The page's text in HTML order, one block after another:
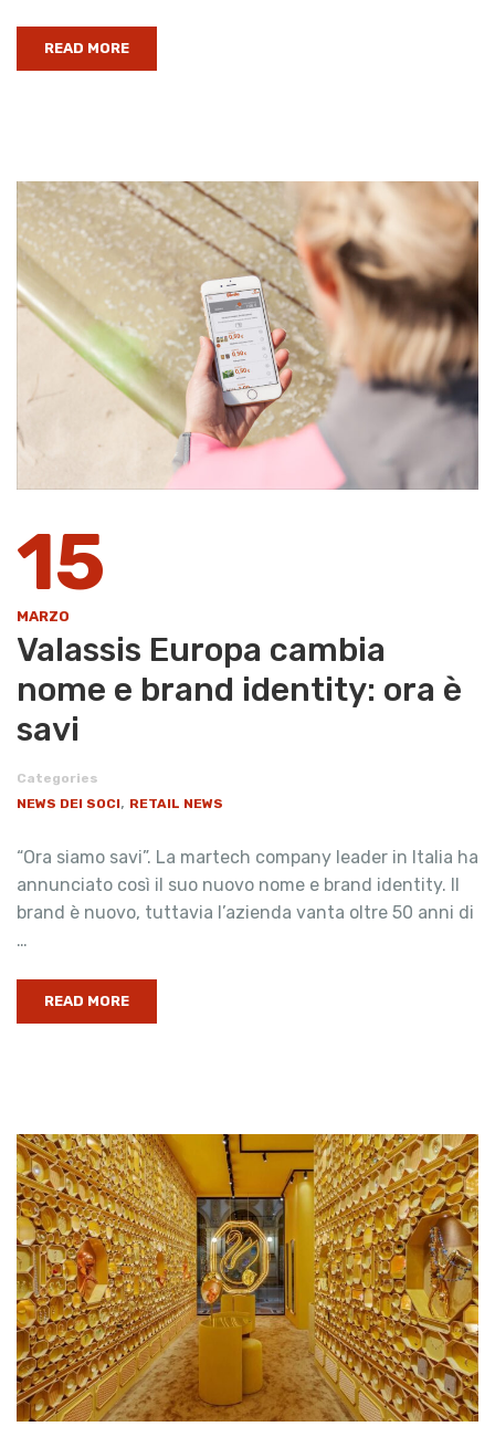
READ MORE
15
MARZO
Valassis Europa cambia
nome e brand identity: ora è
savi
Categories
NEWS DEI SOCI, RETAIL NEWS
“Ora siamo savi”. La martech company leader in Italia ha
annunciato così il suo nuovo nome e brand identity. Il
brand è nuovo, tuttavia l’azienda vanta oltre 50 anni di
…
READ MORE